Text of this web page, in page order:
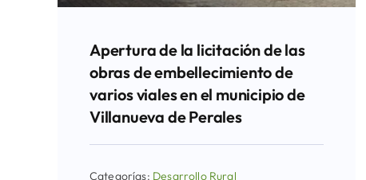
Apertura de la licitación de las
obras de embellecimiento de
varios viales en el municipio de
Villanueva de Perales
Categorías: Desarrollo Rural